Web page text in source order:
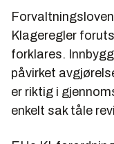
Klageregler
forklares.
påvirket
er riktig i
enkelt sak tåle